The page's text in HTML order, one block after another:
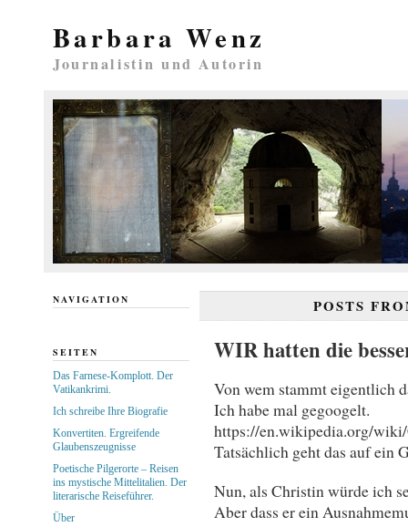
Barbara Wenz
Journalistin und Autorin
POSTS
WIR hatten die
Von wem stammt eigentlich
Ich habe mal gegoogelt.
https://en.wikipedia.org/
Tatsächlich geht das auf ein
Nun, als Christin würde ich
Aber dass er ein
NAVIGATION
SEITEN
Das Farnese-Komplott. Der
Vatikankrimi.
Ich schreibe Ihre Biografie
Konvertiten. Ergreifende
Glaubenszeugnisse
Poetische Pilgerorte – Reisen
ins mystische Mittelitalien. Der
literarische Reiseführer.
Über